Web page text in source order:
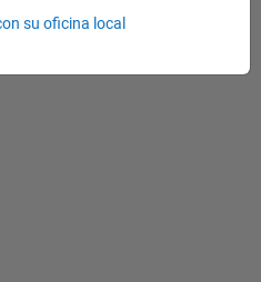
su oficina local